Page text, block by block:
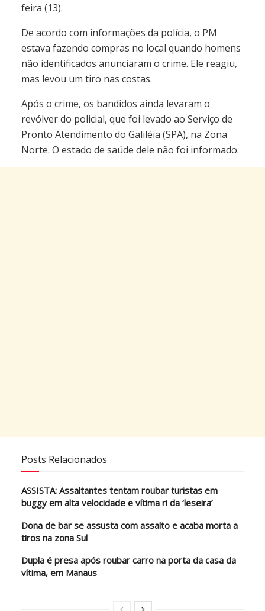
feira (13).
De acordo com informações da polícia, o PM
estava fazendo compras no local quando homens
não identificados anunciaram o crime. Ele reagiu,
mas levou um tiro nas costas.
Após o crime, os bandidos ainda levaram o
revólver do policial, que foi levado ao Serviço de
Pronto Atendimento do Galiléia (SPA), na Zona
Norte. O estado de saúde dele não foi informado.
Posts Relacionados
ASSISTA: Assaltantes tentam roubar turistas em
buggy em alta velocidade e vítima ri da ‘leseira’
Dona de bar se assusta com assalto e acaba morta a
tiros na zona Sul
Dupla é presa após roubar carro na porta da casa da
vítima, em Manaus